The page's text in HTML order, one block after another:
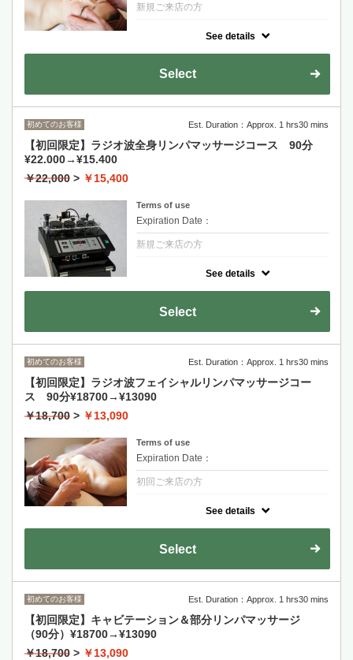
新規ご来店の方
肩こり、眼精疲労も改善！LED（発光ダイオ
ード赤でコラーゲン、エラスチンの活性化！
保湿＆美白が望めます。乾燥肌/毛穴/小顔/リ
See details
Select
初めてのお客様 Est. Duration：Approx. 1 hrs30 mins
【初回限定】ラジオ波全身リンパマッサージコース 90分
¥22.000→¥15.400
￥22,000 > ￥15,400
Terms of use
Expiration Date：
新規ご来店の方
で、身体全体の体温を内側から上昇させてく
痛の改善が望めます。むくみ/痩身/腰痛/肩こ
ラジオ波（20分）→全身リンパマッサージ→
バンテージ（発汗）→ふき取り
See details
Select
初めてのお客様 Est. Duration：Approx. 1 hrs30 mins
【初回限定】ラジオ波フェイシャルリンパマッサージコー
ス 90分¥18700→¥13090
￥18,700 > ￥13,090
Terms of use
Expiration Date：
初回ご来店の方
で、その後のフェイスリンパマッサージの相
乗効果が望めます。肩こり/小顔/リフトアッ
パマッサージ→ヘッドマッサージ→整肌
See details
Select
初めてのお客様 Est. Duration：Approx. 1 hrs30 mins
【初回限定】キャビテーション＆部分リンパマッサージ
（90分）¥18700→¥13090
￥18,700 > ￥13,090